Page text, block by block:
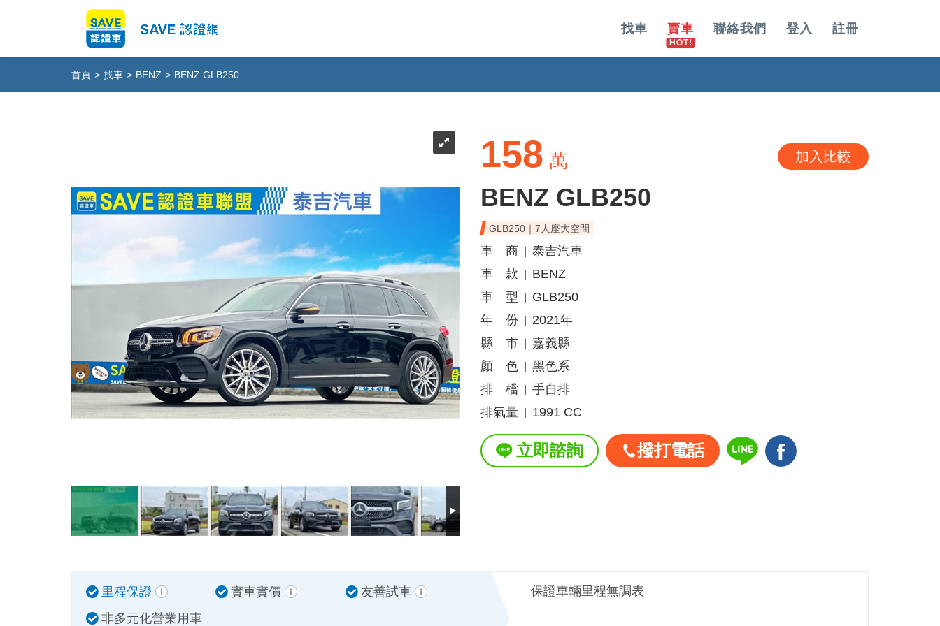
找車 賣車 聯絡我們 登入 註冊
首頁 > 找車 > BENZ > BENZ GLB250
158 萬 加入比較
BENZ GLB250
GLB250｜7人座大空間
車 商
泰吉汽車
車 款
BENZ
車 型
GLB250
年 份
2021年
縣 市
嘉義縣
顏 色
黑色系
排 檔
手自排
排氣量
1991 CC
立即諮詢 撥打電話
里程保證 實車實價
友善試車
非多元化營業用車
保證車輛里程無調表